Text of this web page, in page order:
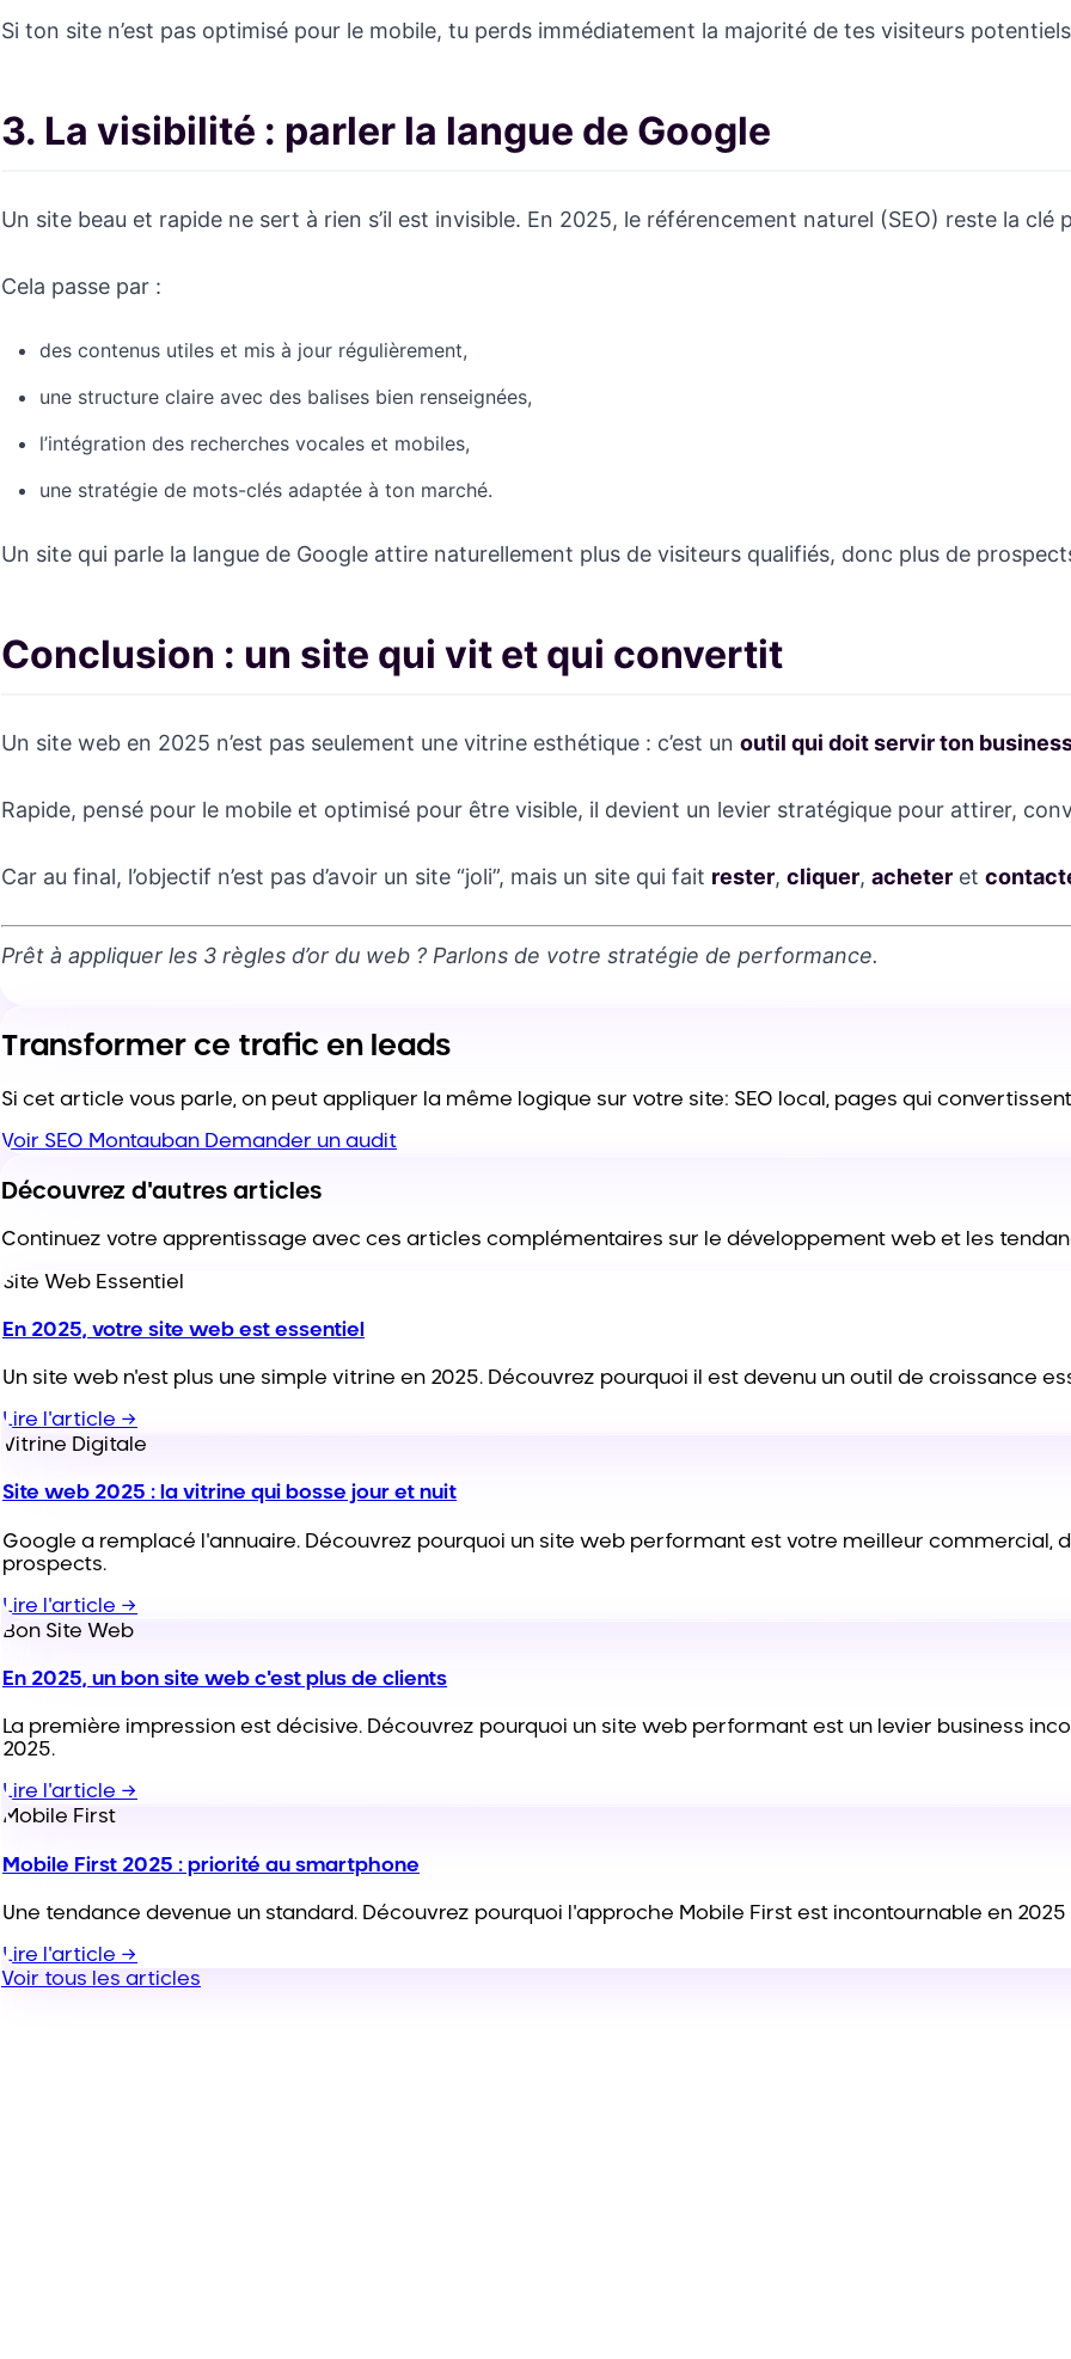
Si ton site n’est pas optimisé pour le mobile, tu perds immédiatement la majorité de tes visiteurs
3. La visibilité : parler la langue de Google
Un site beau et rapide ne sert à rien s’il est invisible. En 2025, le référencement naturel (SEO) reste la
Cela passe par :
des contenus utiles et mis à jour régulièrement,
une structure claire avec des balises bien renseignées,
l’intégration des recherches vocales et mobiles,
une stratégie de mots-clés adaptée à ton marché.
Un site qui parle la langue de Google attire naturellement plus de visiteurs qualifiés, donc plus de
Conclusion : un site qui vit et qui convertit
Un site web en 2025 n’est pas seulement une vitrine esthétique : c’est un outil qui doit servir ton
Rapide, pensé pour le mobile et optimisé pour être visible, il devient un levier stratégique pour attirer,
Car au final, l’objectif n’est pas d’avoir un site “joli”, mais un site qui fait rester, cliquer, acheter et
Prêt à appliquer les 3 règles d’or du web ? Parlons de votre stratégie de performance.
Transformer ce trafic en leads
Si cet article vous parle, on peut appliquer la même logique sur votre site: SEO local, pages qui
Voir SEO Montauban Demander un audit
Découvrez d'autres articles
Continuez votre apprentissage avec ces articles complémentaires sur le développement web et les
Site Web Essentiel
En 2025, votre site web est essentiel
Un site web n'est plus une simple vitrine en 2025. Découvrez pourquoi il est devenu un outil de croissance
Lire l'article →
Vitrine Digitale
Site web 2025 : la vitrine qui bosse jour et nuit
Google a remplacé l'annuaire. Découvrez pourquoi un site web performant est votre meilleur commercial,
prospects.
Lire l'article →
Bon Site Web
En 2025, un bon site web c'est plus de clients
La première impression est décisive. Découvrez pourquoi un site web performant est un levier business
2025.
Lire l'article →
Mobile First
Mobile First 2025 : priorité au smartphone
Une tendance devenue un standard. Découvrez pourquoi l'approche Mobile First est incontournable en
Lire l'article →
Voir tous les articles